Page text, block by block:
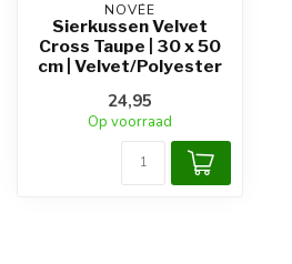
NOVÉE
Sierkussen Velvet
Cross Taupe | 30 x 50
cm | Velvet/Polyester
24,95
Op voorraad